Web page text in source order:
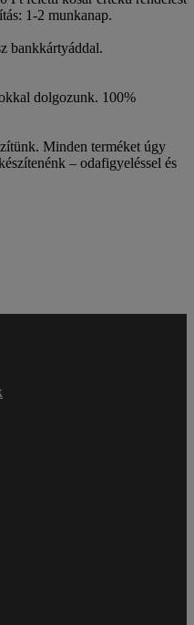
1-2 munkanap.
bankkártyáddal.
dolgozunk. 100%
Minden terméket úgy
– odafigyeléssel és